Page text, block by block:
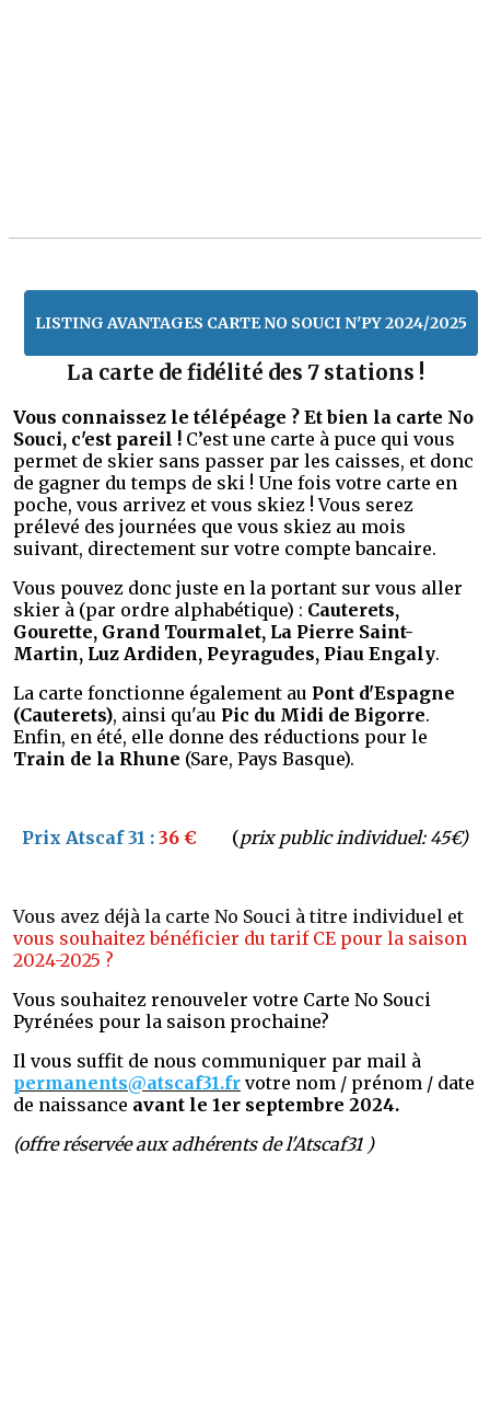
LISTING AVANTAGES CARTE NO SOUCI N'PY 2024/2025
La carte de fidélité des 7 stations !
Vous connaissez le télépéage ? Et bien la carte No
Souci, c'est pareil ! C’est une carte à puce qui vous
permet de skier sans passer par les caisses, et donc
de gagner du temps de ski ! Une fois votre carte en
poche, vous arrivez et vous skiez ! Vous serez
prélevé des journées que vous skiez au mois
suivant, directement sur votre compte bancaire.
Vous pouvez donc juste en la portant sur vous aller
skier à (par ordre alphabétique) : Cauterets,
Gourette, Grand Tourmalet, La Pierre Saint-
Martin, Luz Ardiden, Peyragudes, Piau Engaly.
La carte fonctionne également au Pont d'Espagne
(Cauterets), ainsi qu'au Pic du Midi de Bigorre.
Enfin, en été, elle donne des réductions pour le
Train de la Rhune (Sare, Pays Basque).
Prix Atscaf 31 : 36 € (prix public individuel: 45€)
Vous avez déjà la carte No Souci à titre individuel et
vous souhaitez bénéficier du tarif CE pour la saison
2024-2025 ?
Vous souhaitez renouveler votre Carte No Souci
Pyrénées pour la saison prochaine?
Il vous suffit de nous communiquer par mail à
permanents@atscaf31.fr votre nom / prénom / date
de naissance avant le 1er septembre 2024.
(offre réservée aux adhérents de l'Atscaf31 )